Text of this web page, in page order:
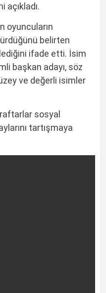
oyuncuların
belirten
ifade etti. İsim
başkan adayı, söz
ve değerli isimler
sosyal
tartışmaya